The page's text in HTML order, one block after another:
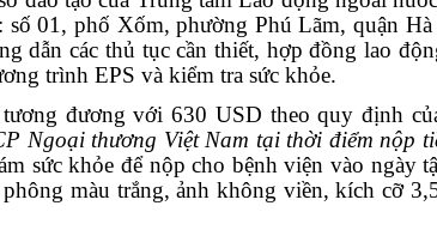
số 01, phố Xốm, phường Phú Lãm, quận
dẫn các thủ tục cần thiết, hợp đồng lao
trình EPS và kiểm tra sức khỏe.
đương với 630 USD theo quy định
Ngoại thương Việt Nam tại thời điểm nộp
sức khỏe để nộp cho bệnh viện vào ngày
màu trắng, ảnh không viền,kích cỡ